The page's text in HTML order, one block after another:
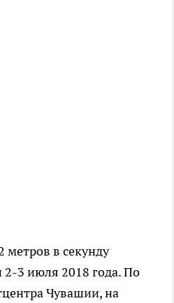
метров в секунду
3 июля 2018 года. По
Чувашии, на